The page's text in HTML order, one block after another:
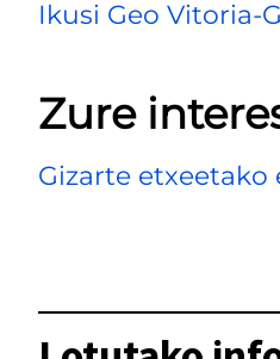
Ikusi Geo Vitoria-
Zure
Gizarte